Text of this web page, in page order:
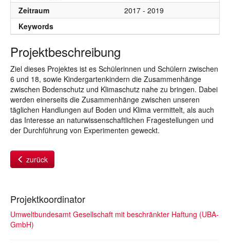
Zeitraum
2017 - 2019
Keywords
Projektbeschreibung
Ziel dieses Projektes ist es Schülerinnen und Schülern zwischen
6 und 18, sowie Kindergartenkindern die Zusammenhänge
zwischen Bodenschutz und Klimaschutz nahe zu bringen. Dabei
werden einerseits die Zusammenhänge zwischen unseren
täglichen Handlungen auf Boden und Klima vermittelt, als auch
das Interesse an naturwissenschaftlichen Fragestellungen und
der Durchführung von Experimenten geweckt.
zurück
Projektkoordinator
Umweltbundesamt Gesellschaft mit beschränkter Haftung (UBA-
GmbH)